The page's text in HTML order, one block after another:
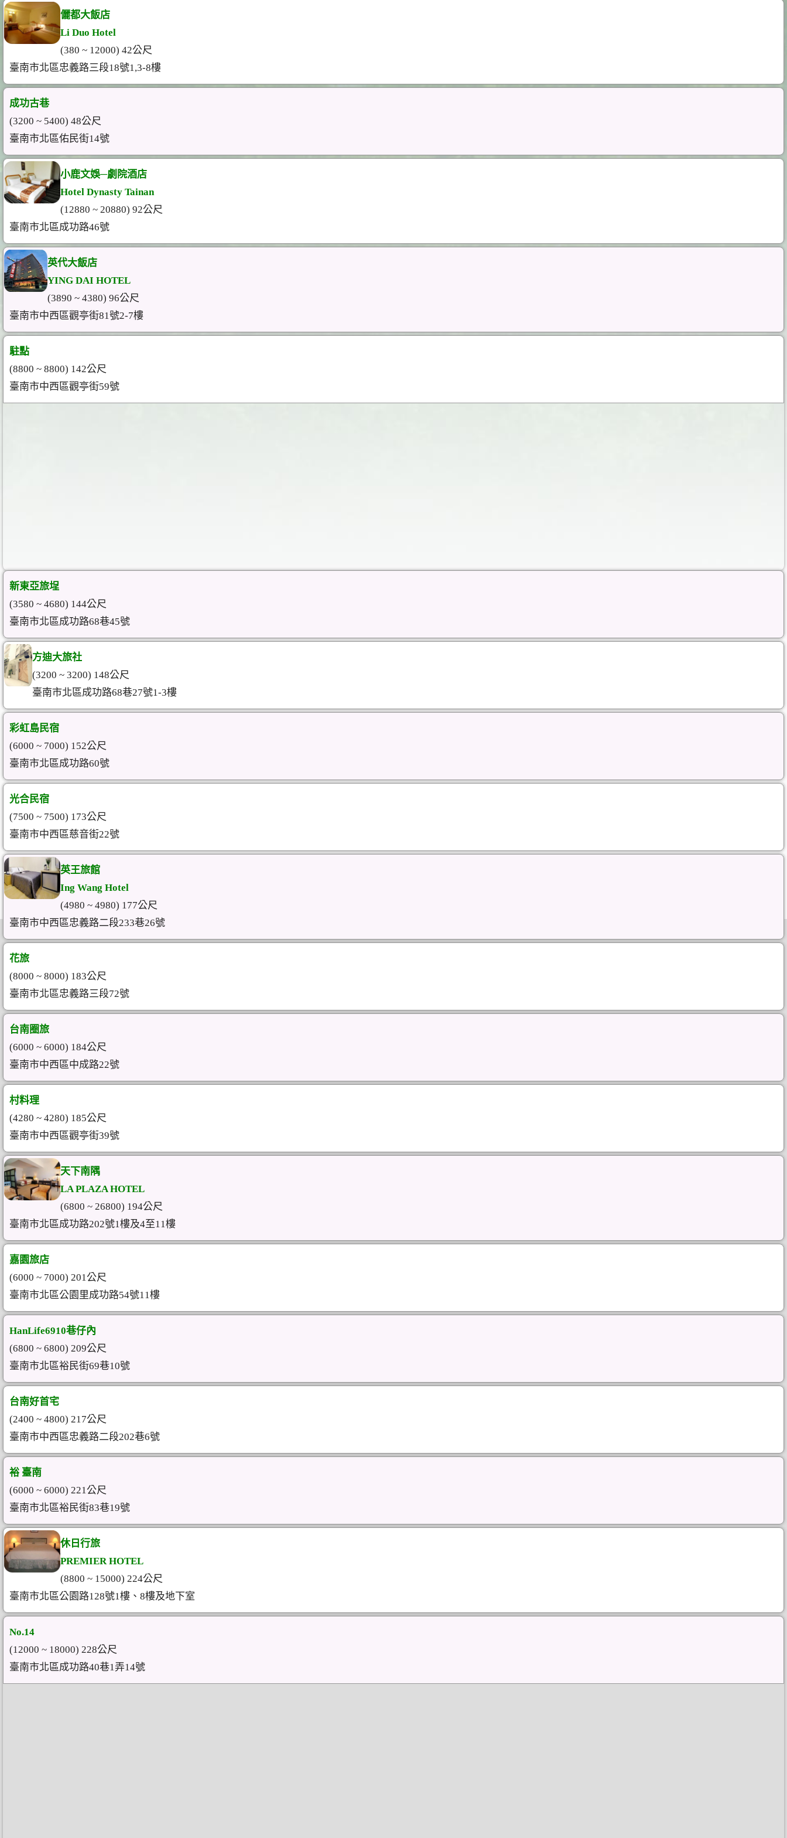
儷都大飯店
Li Duo Hotel
(380 ~ 12000) 42公尺
臺南市北區忠義路三段18號1,3-8樓
成功古巷
(3200 ~ 5400) 48公尺
臺南市北區佑民街14號
小鹿文娛─劇院酒店
Hotel Dynasty Tainan
(12880 ~ 20880) 92公尺
臺南市北區成功路46號
英代大飯店
YING DAI HOTEL
(3890 ~ 4380) 96公尺
臺南市中西區觀亭街81號2-7樓
駐點
(8800 ~ 8800) 142公尺
臺南市中西區觀亭街59號
新東亞旅埕
(3580 ~ 4680) 144公尺
臺南市北區成功路68巷45號
方迪大旅社
(3200 ~ 3200) 148公尺
臺南市北區成功路68巷27號1-3樓
彩虹島民宿
(6000 ~ 7000) 152公尺
臺南市北區成功路60號
光合民宿
(7500 ~ 7500) 173公尺
臺南市中西區慈音街22號
英王旅館
Ing Wang Hotel
(4980 ~ 4980) 177公尺
臺南市中西區忠義路二段233巷26號
花旅
(8000 ~ 8000) 183公尺
臺南市北區忠義路三段72號
台南圈旅
(6000 ~ 6000) 184公尺
臺南市中西區中成路22號
村料理
(4280 ~ 4280) 185公尺
臺南市中西區觀亭街39號
天下南隅
LA PLAZA HOTEL
(6800 ~ 26800) 194公尺
臺南市北區成功路202號1樓及4至11樓
嘉園旅店
(6000 ~ 7000) 201公尺
臺南市北區公園里成功路54號11樓
HanLife6910巷仔內
(6800 ~ 6800) 209公尺
臺南市北區裕民街69巷10號
台南好首宅
(2400 ~ 4800) 217公尺
臺南市中西區忠義路二段202巷6號
裕 臺南
(6000 ~ 6000) 221公尺
臺南市北區裕民街83巷19號
休日行旅
PREMIER HOTEL
(8800 ~ 15000) 224公尺
臺南市北區公園路128號1樓、8樓及地下室
No.14
(12000 ~ 18000) 228公尺
臺南市北區成功路40巷1弄14號